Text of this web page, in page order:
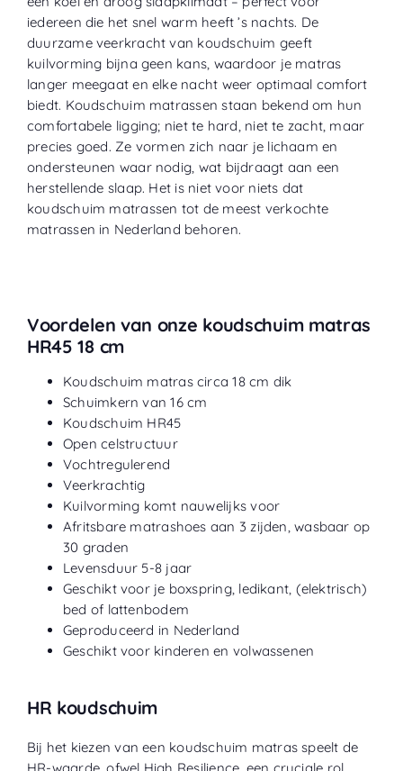
iedereen die het snel warm heeft ’s nachts. De
duurzame veerkracht van koudschuim geeft
kuilvorming bijna geen kans, waardoor je matras
langer meegaat en elke nacht weer optimaal comfort
biedt. Koudschuim matrassen staan bekend om hun
comfortabele ligging; niet te hard, niet te zacht, maar
precies goed. Ze vormen zich naar je lichaam en
ondersteunen waar nodig, wat bijdraagt aan een
herstellende slaap. Het is niet voor niets dat
koudschuim matrassen tot de meest verkochte
matrassen in Nederland behoren.
Voordelen van onze koudschuim matras
HR45 18 cm
Koudschuim matras circa 18 cm dik
Schuimkern van 16 cm
Koudschuim HR45
Open celstructuur
Vochtregulerend
Veerkrachtig
Kuilvorming komt nauwelijks voor
Afritsbare matrashoes aan 3 zijden, wasbaar op
30 graden
Levensduur 5-8 jaar
Geschikt voor je boxspring, ledikant, (elektrisch)
bed of lattenbodem
Geproduceerd in Nederland
Geschikt voor kinderen en volwassenen
HR koudschuim
Bij het kiezen van een koudschuim matras speelt de